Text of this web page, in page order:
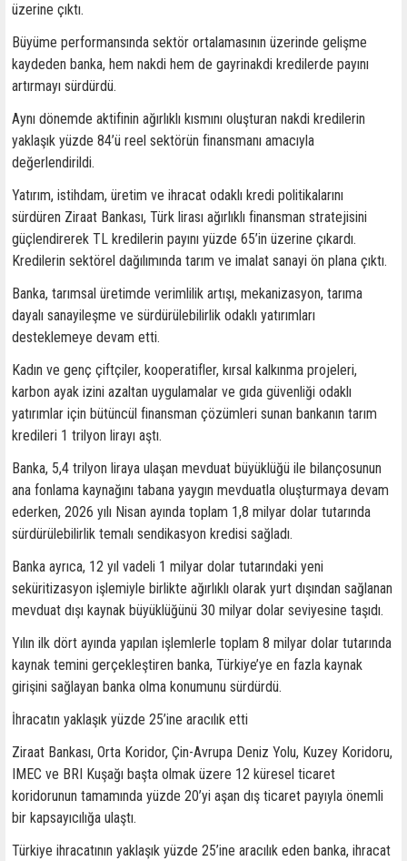
üzerine çıktı.
Büyüme performansında sektör ortalamasının üzerinde gelişme
kaydeden banka, hem nakdi hem de gayrinakdi kredilerde payını
artırmayı sürdürdü.
Aynı dönemde aktifinin ağırlıklı kısmını oluşturan nakdi kredilerin
yaklaşık yüzde 84’ü reel sektörün finansmanı amacıyla
değerlendirildi.
Yatırım, istihdam, üretim ve ihracat odaklı kredi politikalarını
sürdüren Ziraat Bankası, Türk lirası ağırlıklı finansman stratejisini
güçlendirerek TL kredilerin payını yüzde 65’in üzerine çıkardı.
Kredilerin sektörel dağılımında tarım ve imalat sanayi ön plana çıktı.
Banka, tarımsal üretimde verimlilik artışı, mekanizasyon, tarıma
dayalı sanayileşme ve sürdürülebilirlik odaklı yatırımları
desteklemeye devam etti.
Kadın ve genç çiftçiler, kooperatifler, kırsal kalkınma projeleri,
karbon ayak izini azaltan uygulamalar ve gıda güvenliği odaklı
yatırımlar için bütüncül finansman çözümleri sunan bankanın tarım
kredileri 1 trilyon lirayı aştı.
Banka, 5,4 trilyon liraya ulaşan mevduat büyüklüğü ile bilançosunun
ana fonlama kaynağını tabana yaygın mevduatla oluşturmaya devam
ederken, 2026 yılı Nisan ayında toplam 1,8 milyar dolar tutarında
sürdürülebilirlik temalı sendikasyon kredisi sağladı.
Banka ayrıca, 12 yıl vadeli 1 milyar dolar tutarındaki yeni
seküritizasyon işlemiyle birlikte ağırlıklı olarak yurt dışından sağlanan
mevduat dışı kaynak büyüklüğünü 30 milyar dolar seviyesine taşıdı.
Yılın ilk dört ayında yapılan işlemlerle toplam 8 milyar dolar tutarında
kaynak temini gerçekleştiren banka, Türkiye’ye en fazla kaynak
girişini sağlayan banka olma konumunu sürdürdü.
İhracatın yaklaşık yüzde 25’ine aracılık etti
Ziraat Bankası, Orta Koridor, Çin-Avrupa Deniz Yolu, Kuzey Koridoru,
IMEC ve BRI Kuşağı başta olmak üzere 12 küresel ticaret
koridorunun tamamında yüzde 20’yi aşan dış ticaret payıyla önemli
bir kapsayıcılığa ulaştı.
Türkiye ihracatının yaklaşık yüzde 25’ine aracılık eden banka, ihracat